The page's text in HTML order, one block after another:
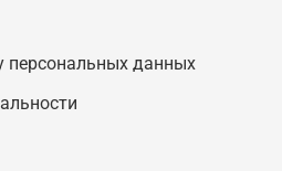
персональных данных